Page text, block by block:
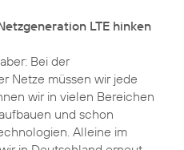
LTE hinken
Bei der
Netze müssen wir jede
wir in vielen Bereichen
und schon
Alleine im